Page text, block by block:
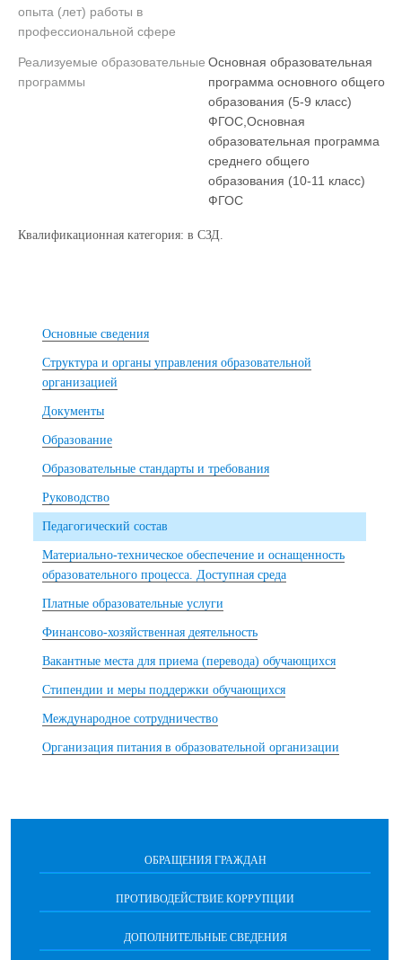
опыта (лет) работы в
профессиональной сфере
Реализуемые образовательные
программы
Основная образовательная
программа основного общего
образования (5-9 класс)
ФГОС,Основная
образовательная программа
среднего общего
образования (10-11 класс)
ФГОС
Квалификационная категория: в СЗД.
Основные сведения
Структура и органы управления образовательной
организацией
Документы
Образование
Образовательные стандарты и требования
Руководство
Педагогический состав
Материально-техническое обеспечение и оснащенность
образовательного процесса. Доступная среда
Платные образовательные услуги
Финансово-хозяйственная деятельность
Вакантные места для приема (перевода) обучающихся
Стипендии и меры поддержки обучающихся
Международное сотрудничество
Организация питания в образовательной организации
ОБРАЩЕНИЯ ГРАЖДАН
ПРОТИВОДЕЙСТВИЕ КОРРУПЦИИ
ДОПОЛНИТЕЛЬНЫЕ СВЕДЕНИЯ